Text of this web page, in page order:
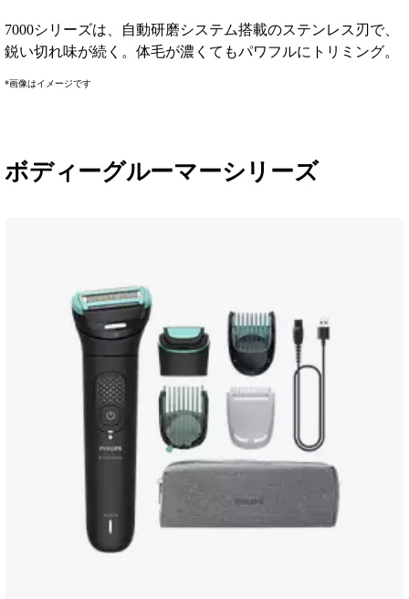
7000シリーズは、自動研磨システム搭載のステンレス刃で、
鋭い切れ味が続く。体毛が濃くてもパワフルにトリミング。
*画像はイメージです
ボディーグルーマーシリーズ